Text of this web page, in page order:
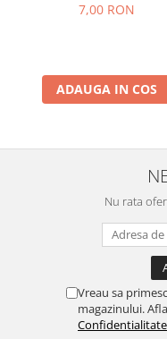
7,00 RON
ADAUGA IN COS
Nu rata
Vreau sa
magazinului.
Confidentialitate